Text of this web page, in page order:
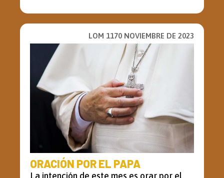
LOM 1170 NOVIEMBRE DE 2023
ORACIÓN POR EL PAPA
La intención de este mes es orar por el